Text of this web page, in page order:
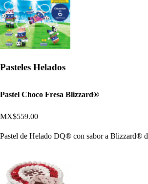
Pasteles Helados
Pastel Choco Fresa Blizzard®
MX$559.00
Pastel de Helado DQ® con sabor a Blizzard®